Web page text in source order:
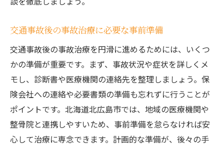
交通事故後の事故治療に必要な事前準備
交通事故後の事故治療を円滑に進めるためには、いくつ
かの準備が重要です。まず、事故状況や症状を詳しくメ
モし、診断書や医療機関の連絡先を整理しましょう。保
険会社への連絡や必要書類の準備も忘れずに行うことが
ポイントです。北海道北広島市では、地域の医療機関や
整骨院と連携しやすいため、事前準備を怠らなければ安
心して治療に専念できます。計画的な準備が、後々の手